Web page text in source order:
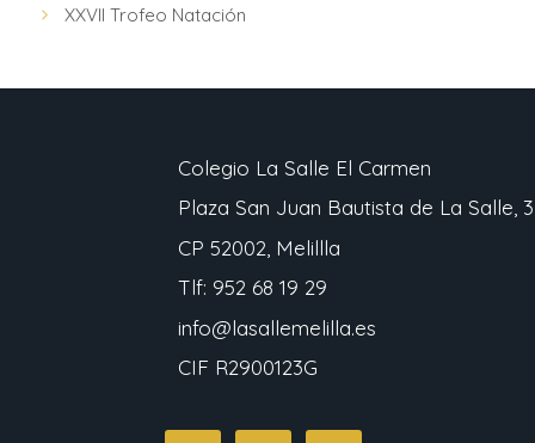
XXVII Trofeo Natación
Colegio La Salle El Carmen
Plaza San Juan Bautista de La Salle, 3
CP 52002, Melillla
Tlf: 952 68 19 29
info@lasallemelilla.es
CIF R2900123G